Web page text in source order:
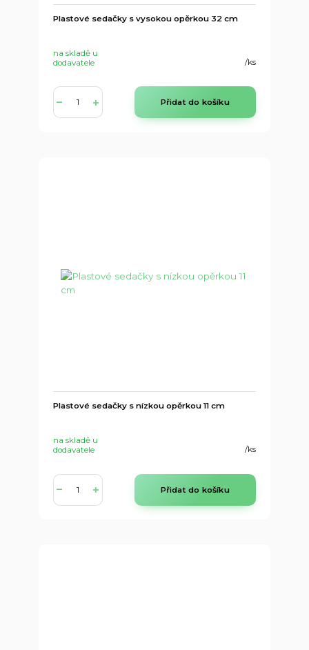
Plastové sedačky s vysokou opěrkou 32 cm
/ks
na skladě u
dodavatele
Přidat do košíku
Plastové sedačky s nízkou opěrkou 11 cm
/ks
na skladě u
dodavatele
Přidat do košíku